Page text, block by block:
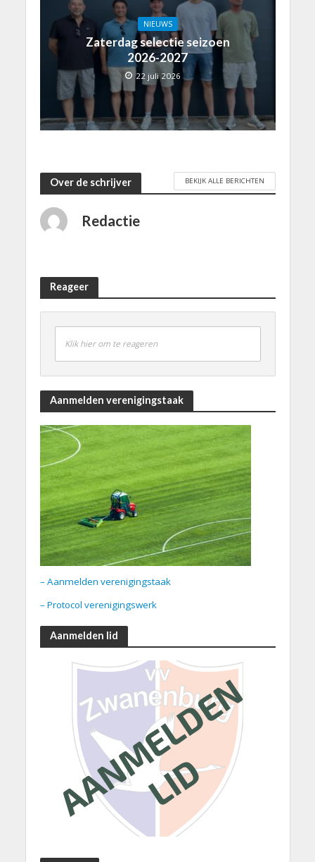
NIEUWS
Zaterdag selectie seizoen
2026-2027
22 juli 2026
Over de schrijver BEKIJK ALLE BERICHTEN
Redactie
Reageer
Klik hier om te reageren
Aanmelden verenigingstaak
– Aanmelden verenigingstaak
– Protocol verenigingswerk
Aanmelden lid